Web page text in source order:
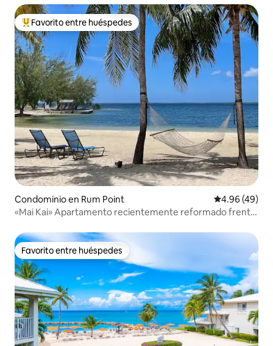
De los mejores en Favorito entre huéspedes
Favorito entre huéspedes
Condominio en Rum Point Calificación
4.96 (49)
«Mai Kai» Apartamento recientemente reformado frente
Favorito entre huéspedes
Favorito entre huéspedes